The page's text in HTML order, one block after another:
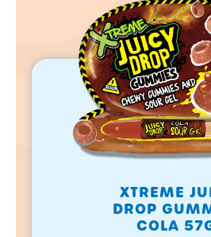
XTREME
DROP
COLA